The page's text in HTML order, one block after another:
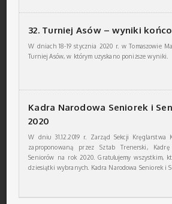
32. Turniej Asów – wyniki
W dniach 18-19 stycznia 2020 r. w Tomaszowie
Turniej Asów, w którym uzyskano poniższe
Kadra Narodowa Seniorek i
2020
W dniu 31.12.2019 r. Zarząd Sekcji Kręglarstwa
zaproponowaną przez Sztab Trenerski,
Seniorów na rok 2020. Gratulujemy wszystkim,
dziesiątki wybranych. Kadra Narodowa Seniorek i